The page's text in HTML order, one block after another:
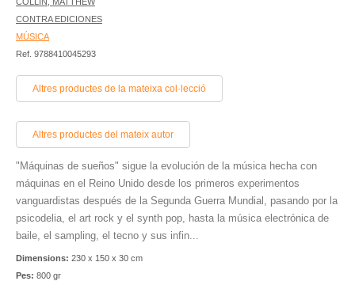
CONTRA EDICIONES
MÚSICA
Ref. 9788410045293
Altres productes de la mateixa col·lecció
Altres productes del mateix autor
"Máquinas de sueños" sigue la evolución de la música hecha con
máquinas en el Reino Unido desde los primeros experimentos
vanguardistas después de la Segunda Guerra Mundial, pasando por la
psicodelia, el art rock y el synth pop, hasta la música electrónica de
baile, el sampling, el tecno y sus infin...
Dimensions: 230 x 150 x 30 cm
Pes: 800 gr